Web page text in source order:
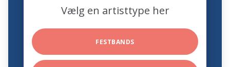
Vælg en artisttype her
FESTBANDS